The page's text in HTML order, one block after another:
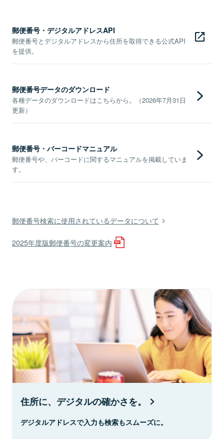
郵便番号・デジタルアドレスAPI
郵便番号とデジタルアドレスから住所を取得できる公式API
を提供。
郵便番号データのダウンロード
各種データのダウンロードはこちらから。（2026年7月31日
更新）
郵便番号・バーコードマニュアル
郵便番号や、バーコードに関するマニュアルを掲載していま
す。
郵便番号検索に使用されているデータについて
2025年度版郵便番号の変更案内
住所に、デジタルの確かさを。
デジタルアドレスで入力も検索もスムーズに。